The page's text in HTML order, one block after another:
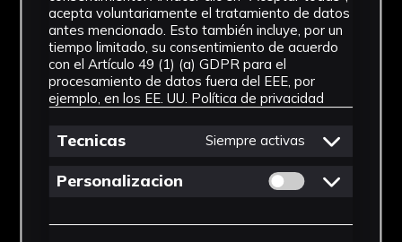
publicitaron sus cigarrillos en revistas,
editoriales y periódicos de impacto de todo el
país, siendo prolífica la campaña efectuada por
Lucky Strike. Los cantantes, componentes
vitales en estas campañas publicitarias de
celebridades fumadoras, mostraban voces
sanas y claras, compatibles con el consumo de
cigarrillos no dañinos, al caso Lucky Strike,
posicionándose la marca como la excepción, o
la menos problemática de todas las marcas de
Impresiones papel
Materiales
Papel
Ver más
acepta voluntariamente el tratamiento de datos
antes mencionado. Esto también incluye, por un
tiempo limitado, su consentimiento de acuerdo
con el Artículo 49 (1) (a) GDPR para el
procesamiento de datos fuera del EEE, por
ejemplo, en los EE. UU. Política de privacidad
Tecnicas Siempre activas
Personalizacion Permitir cookies